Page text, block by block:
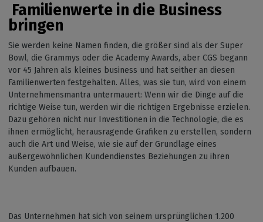
Familienwerte in die Business
bringen
Sie werden keine Namen finden, die größer sind als der Super
Bowl, die Grammys oder die Academy Awards, aber CGS begann
vor 45 Jahren als kleines business und hat seither an diesen
Familienwerten festgehalten. Alles, was sie tun, wird von einem
Unternehmensmantra untermauert: Wenn wir die Dinge auf die
richtige Weise tun, werden wir die richtigen Ergebnisse erzielen.
Dazu gehören nicht nur Investitionen in die Technologie, die es
ihnen ermöglicht, herausragende Grafiken zu erstellen, sondern
auch die Art und Weise, wie sie auf der Grundlage eines
außergewöhnlichen Kundendienstes Beziehungen zu ihren
Kunden aufbauen.
Das Unternehmen hat sich von seinem ursprünglichen 1.200